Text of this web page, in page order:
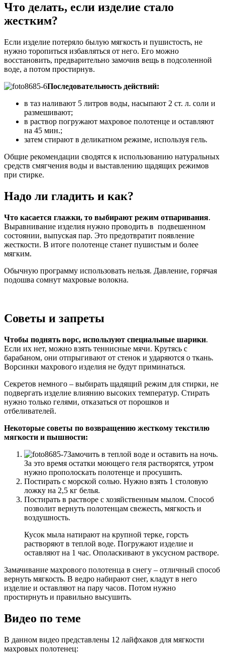
Что делать, если изделие стало
жестким?
Если изделие потеряло былую мягкость и пушистость, не
нужно торопиться избавляться от него. Его можно
восстановить, предварительно замочив вещь в подсоленной
воде, а потом простирнув.
Последовательность действий:
в таз наливают 5 литров воды, насыпают 2 ст. л. соли и
размешивают;
в раствор погружают махровое полотенце и оставляют
на 45 мин.;
затем стирают в деликатном режиме, используя гель.
Общие рекомендации сводятся к использованию натуральных
средств смягчения воды и выставлению щадящих режимов
при стирке.
Надо ли гладить и как?
Что касается глажки, то выбирают режим отпаривания.
Выравнивание изделия нужно проводить в подвешенном
состоянии, выпуская пар. Это предотвратит появление
жесткости. В итоге полотенце станет пушистым и более
мягким.
Обычную программу использовать нельзя. Давление, горячая
подошва сомнут махровые волокна.
Советы и запреты
Чтобы поднять ворс, используют специальные шарики.
Если их нет, можно взять теннисные мячи. Крутясь с
барабаном, они отпрыгивают от стенок и ударяются о ткань.
Ворсинки махрового изделия не будут приминаться.
Секретов немного – выбирать щадящий режим для стирки, не
подвергать изделие влиянию высоких температур. Стирать
нужно только гелями, отказаться от порошков и
отбеливателей.
Некоторые советы по возвращению жесткому текстилю
мягкости и пышности:
Замочить в теплой воде и оставить на ночь.
За это время остатки моющего геля растворятся, утром
нужно прополоскать полотенце и просушить.
Постирать с морской солью. Нужно взять 1 столовую
ложку на 2,5 кг белья.
Постирать в растворе с хозяйственным мылом. Способ
позволит вернуть полотенцам свежесть, мягкость и
воздушность.
Кусок мыла натирают на крупной терке, горсть
растворяют в теплой воде. Погружают изделие и
оставляют на 1 час. Ополаскивают в уксусном растворе.
Замачивание махрового полотенца в снегу – отличный способ
вернуть мягкость. В ведро набирают снег, кладут в него
изделие и оставляют на пару часов. Потом нужно
простирнуть и правильно высушить.
Видео по теме
В данном видео представлены 12 лайфхаков для мягкости
махровых полотенец: